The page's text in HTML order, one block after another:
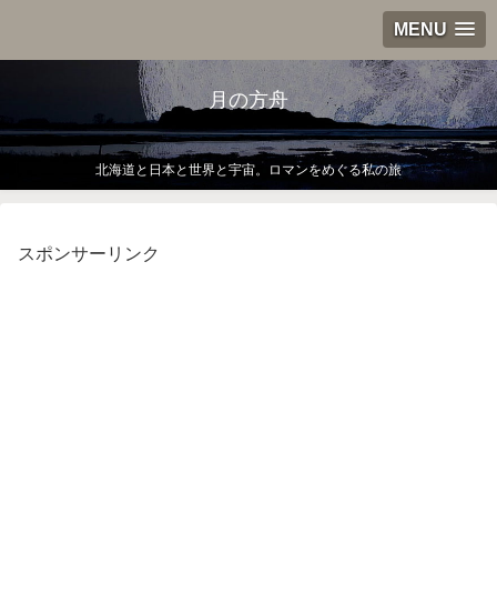
MENU
月の方舟
北海道と日本と世界と宇宙。ロマンをめぐる私の旅
スポンサーリンク